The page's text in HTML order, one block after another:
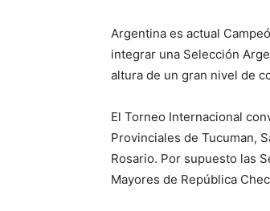
Argentina es actual
integrar una Selección
altura de un gran nivel de
El Torneo Internacional
Provinciales de Tucuman,
Rosario. Por supuesto las
Mayores de República